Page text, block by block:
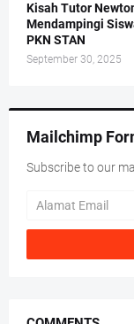
Kisah Tutor
Mendampingi
PKN STAN
September 30, 2025
Mailchimp
Subscribe to our